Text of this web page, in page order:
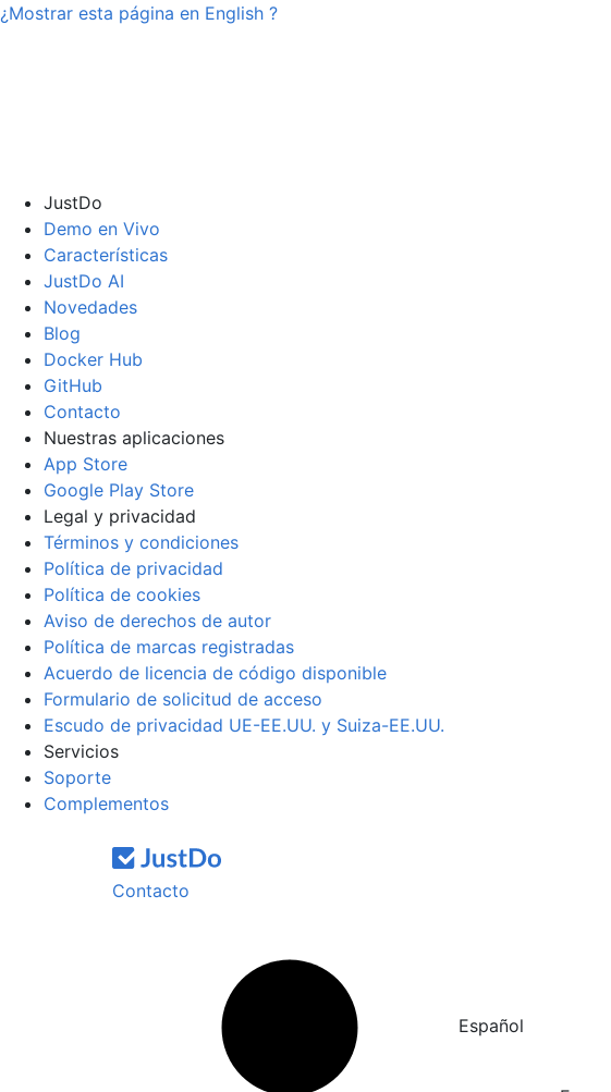
¿Mostrar esta página en English ?
JustDo
Demo en Vivo
Características
JustDo AI
Novedades
Blog
Docker Hub
GitHub
Contacto
Nuestras aplicaciones
App Store
Google Play Store
Legal y privacidad
Términos y condiciones
Política de privacidad
Política de cookies
Aviso de derechos de autor
Política de marcas registradas
Acuerdo de licencia de código disponible
Formulario de solicitud de acceso
Escudo de privacidad UE-EE.UU. y Suiza-EE.UU.
Servicios
Soporte
Complementos
Contacto
Español